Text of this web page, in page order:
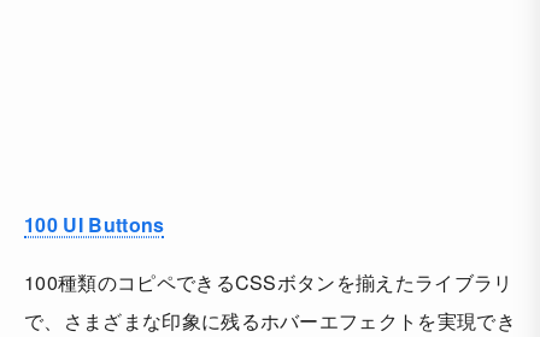
100 UI Buttons
100種類のコピペできるCSSボタンを揃えたライブラリ
で、さまざまな印象に残るホバーエフェクトを実現でき